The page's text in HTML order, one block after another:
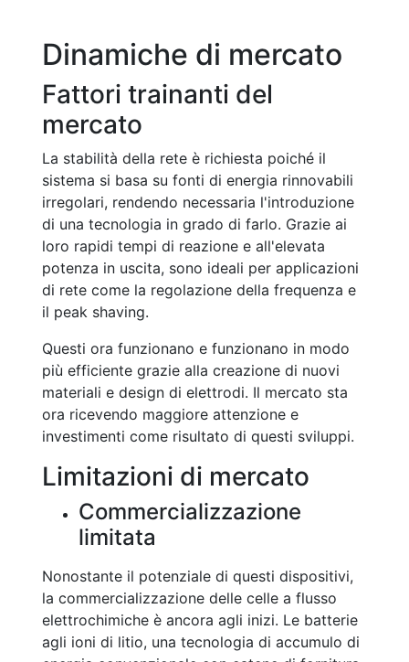
Dinamiche di mercato
Fattori trainanti del
mercato
La stabilità della rete è richiesta poiché il
sistema si basa su fonti di energia rinnovabili
irregolari, rendendo necessaria l'introduzione
di una tecnologia in grado di farlo. Grazie ai
loro rapidi tempi di reazione e all'elevata
potenza in uscita, sono ideali per applicazioni
di rete come la regolazione della frequenza e
il peak shaving.
Questi ora funzionano e funzionano in modo
più efficiente grazie alla creazione di nuovi
materiali e design di elettrodi. Il mercato sta
ora ricevendo maggiore attenzione e
investimenti come risultato di questi sviluppi.
Limitazioni di mercato
Commercializzazione
limitata
Nonostante il potenziale di questi dispositivi,
la commercializzazione delle celle a flusso
elettrochimiche è ancora agli inizi. Le batterie
agli ioni di litio, una tecnologia di accumulo di